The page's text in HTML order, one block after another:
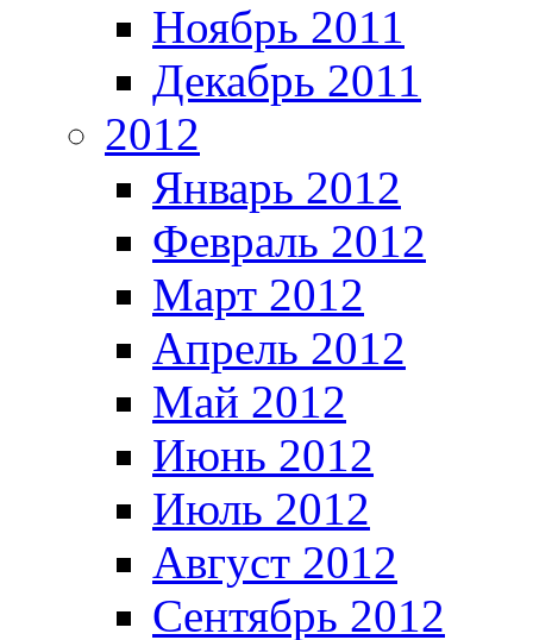
Ноябрь 2011
Декабрь 2011
2012
Январь 2012
Февраль 2012
Март 2012
Апрель 2012
Май 2012
Июнь 2012
Июль 2012
Август 2012
Сентябрь 2012